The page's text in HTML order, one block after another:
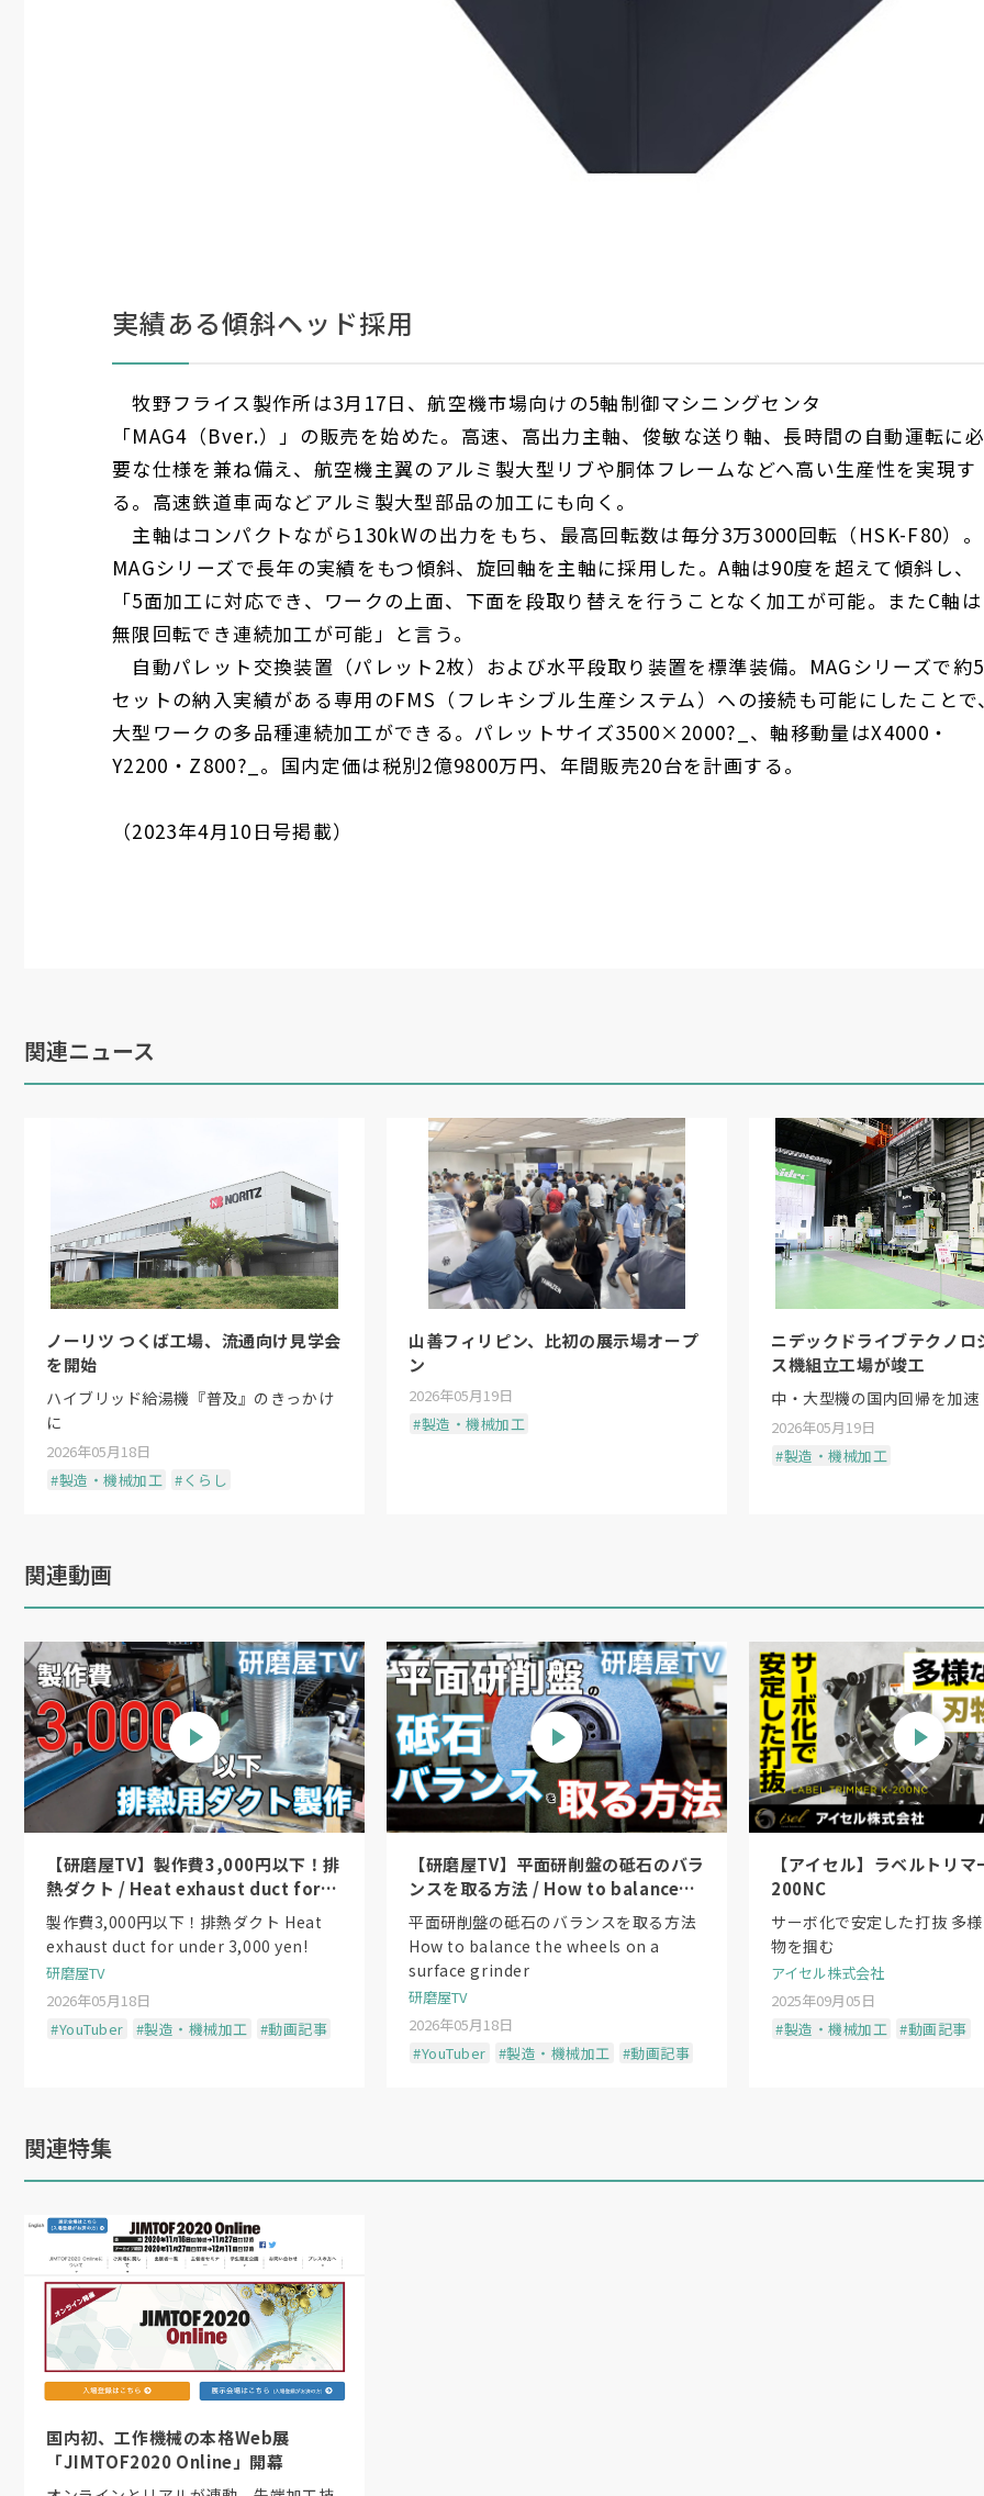
実績ある傾斜ヘッド採用
牧野フライス製作所は3月 17日、航空機市場向けの5軸制御マシニングセンタ
「MAG4 （Bver.）」の販売を始めた。高速、高出力主軸、俊敏な送り軸、長時間の自動運転に必
要な仕様を兼ね備え、航空機主翼のアルミ製大型リブや胴体フレームなどへ高い生産性を実現す
る。高速鉄道車両などアルミ製大型部品の加工にも向く。
主軸はコンパクトながら130kWの出力をもち、最高回転数は毎分3万3000回転（ HSK-F80）。
MAGシリーズで長年の実績をもつ傾斜、旋回軸を主軸に採用した。A軸は90度を超えて傾斜し、
「5面加工に対応でき、ワークの上面、下面を段取り替えを行うことなく加工が可能。またC軸は
無限回転でき連続加工が可能」と言う。
自動パレット交換装置（パレット 2枚）および水平段取り装置を標準装備。 MAG シリーズで約
セットの納入実績がある専用のFMS （フレキシブル生産システム）への接続も可能にしたことで
大型ワークの多品種連続加工ができる。パレットサイズ3500×2000?_、軸移動量はX4000 ・
Y2200 ・ Z800?_。国内定価は税別2億9800万円、年間販売20台を計画する。
（2023年4月 10 日号掲載）
関連ニュース
ノーリツ つくば工場、流通向け見学会
を開始
ハイブリッド給湯機『普及』のきっかけ
に
2026年05月18日
#製造・機械加工 #くらし
山善フィリピン、比初の展示場オープ
ン
2026年05月19日
#製造・機械加工
ニデックドライブテクノロ
ス機組立工場が竣工
中・大型機の国内回帰を加速
2026年05月19日
#製造・機械加工
関連動画
【研磨屋TV】製作費3,000円以下！排
熱ダクト / Heat exhaust duct for
under 3,000 yen!
製作費3,000円以下！排熱ダクト Heat
exhaust duct for under 3,000 yen!
研磨屋TV
2026年05月18日
#YouTuber
#製造・機械加工 #動画記事
【研磨屋TV】平面研削盤の砥石のバラ
ンスを取る方法 / How to balance
the wheels on a surface grinder
平面研削盤の砥石のバランスを取る方法
How to balance the wheels on a
surface grinder
研磨屋TV
2026年05月18日
#YouTuber
#製造・機械加工 #動画記事
【アイセル】ラベルトリ
200NC
サーボ化で安定した打抜 多
物を掴む
アイセル株式会社
2025年09月05日
#製造・機械加工 #動画記事
関連特集
国内初、工作機械の本格Web展
「JIMTOF2020 Online」開幕